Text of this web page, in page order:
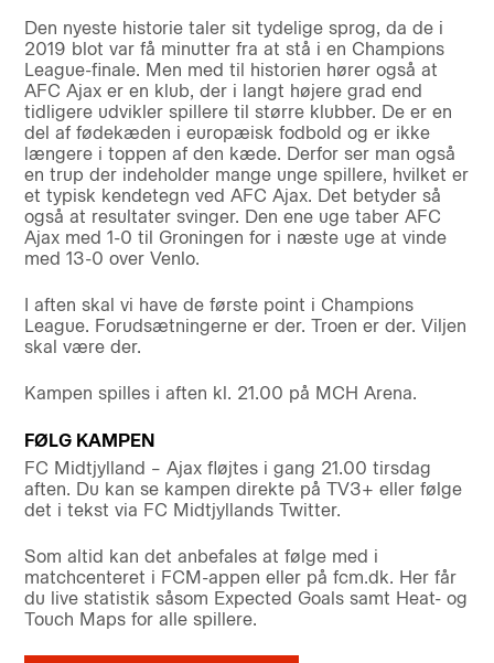
Den nyeste historie taler sit tydelige sprog, da de i
2019 blot var få minutter fra at stå i en Champions
League-finale. Men med til historien hører også at
AFC Ajax er en klub, der i langt højere grad end
tidligere udvikler spillere til større klubber. De er en
del af fødekæden i europæisk fodbold og er ikke
længere i toppen af den kæde. Derfor ser man også
en trup der indeholder mange unge spillere, hvilket er
et typisk kendetegn ved AFC Ajax. Det betyder så
også at resultater svinger. Den ene uge taber AFC
Ajax med 1-0 til Groningen for i næste uge at vinde
med 13-0 over Venlo.
I aften skal vi have de første point i Champions
League. Forudsætningerne er der. Troen er der. Viljen
skal være der.
Kampen spilles i aften kl. 21.00 på MCH Arena.
FØLG KAMPEN
FC Midtjylland – Ajax fløjtes i gang 21.00 tirsdag
aften. Du kan se kampen direkte på TV3+ eller følge
det i tekst via FC Midtjyllands Twitter.
Som altid kan det anbefales at følge med i
matchcenteret i FCM-appen eller på fcm.dk. Her får
du live statistik såsom Expected Goals samt Heat- og
Touch Maps for alle spillere.